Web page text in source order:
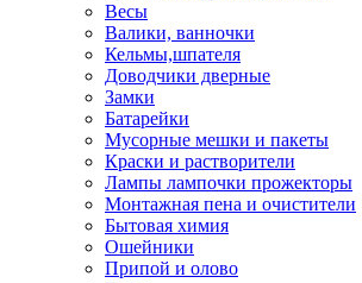
Весы
Валики, ванночки
Кельмы,шпателя
Доводчики дверные
Замки
Батарейки
Мусорные мешки и пакеты
Краски и растворители
Лампы лампочки прожекторы
Монтажная пена и очистители
Бытовая химия
Ошейники
Припой и олово